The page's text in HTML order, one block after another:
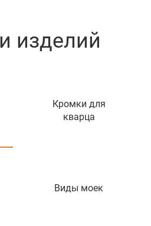
изделий
Кромки для
кварца
Виды моек